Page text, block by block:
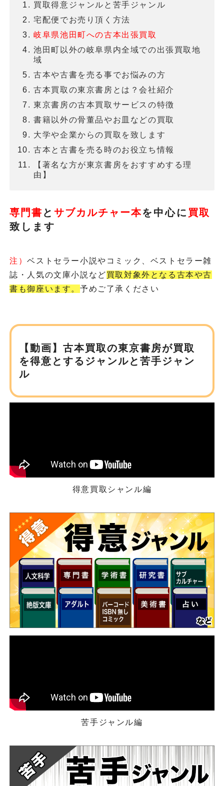
買取得意ジャンルと苦手ジャンル
宅配便でお売り頂く方法
岐阜県池田町への古本出張買取
池田町以外の岐阜県内全域での出張買取地
域
古本や古書を売る事でお悩みの方
古本買取の東京書房とは？会社紹介
東京書房の古本買取サービスの特徴
書籍以外の骨董品やお皿などの買取
大学や企業からの買取を致します
古本と古書を売る時のお役立ち情報
【著名な方が東京書房をおすすめする理
由】
専門書 とサブカルチャー本を 中心に 買取
致します
注）ベストセラー小説やコミック、ベストセラー雑
誌・人気の文庫小説など買取対象外となる古本や古
書も御座います。 予めご了承ください
【動画】古本買取の東京書房が買取
を得意とするジャンルと苦手ジャン
ル
得意買取シャンル編
苦手ジャンル編